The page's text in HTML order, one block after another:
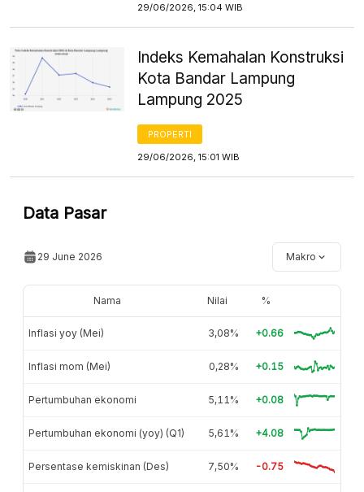
29/06/2026, 15:04 WIB
Indeks Kemahalan Konstruksi
Kota Bandar Lampung
Lampung 2025
PROPERTI
29/06/2026, 15:01 WIB
Data Pasar
29 June 2026 Makro
Nama Nilai %
Inflasi yoy (Mei) 3,08% +0.66
Inflasi mom (Mei) 0,28% +0.15
Pertumbuhan ekonomi 5,11% +0.08
Pertumbuhan ekonomi (yoy) (Q1) 5,61% +4.08
Persentase kemiskinan (Des) 7,50% -0.75